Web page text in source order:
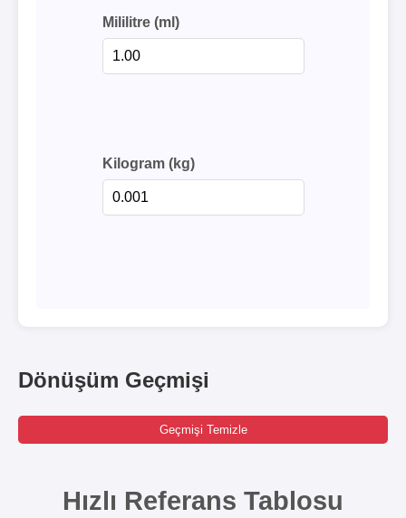
Mililitre (ml)
Kilogram (kg)
Dönüşüm Geçmişi
Geçmişi Temizle
Hızlı Referans Tablosu